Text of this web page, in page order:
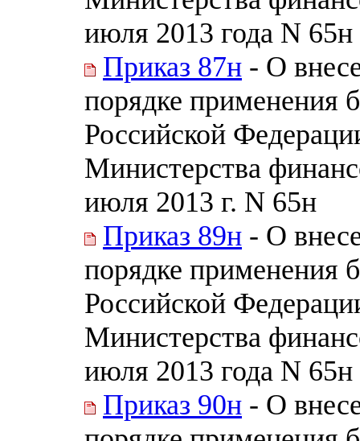
июля 2013 года N 65н
Приказ 87н - О
порядке применения
Российской
Министерства
июля 2013 г. N 65н
Приказ 89н - О
порядке применения
Российской
Министерства
июля 2013 года N 65н
Приказ 90н - О